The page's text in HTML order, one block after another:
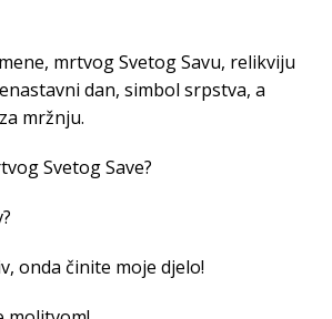
mrtvog Svetog Savu, relikviju
dan, simbol srpstva, a
mržnju.
Svetog Save?
onda činite moje djelo!